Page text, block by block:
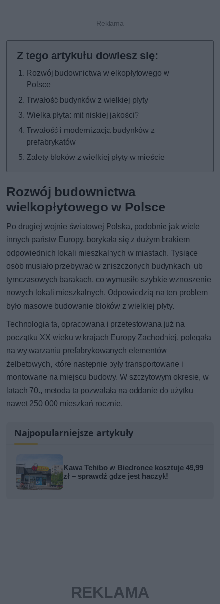
Rozwój budownictwa wielkopłytowego w
Polsce
Trwałość budynków z wielkiej płyty
Wielka płyta: mit niskiej jakości?
Trwałość i modernizacja budynków z
prefabrykatów
Zalety bloków z wielkiej płyty w mieście
Rozwój budownictwa
wielkopłytowego w Polsce
Po drugiej wojnie światowej Polska, podobnie jak wiele
innych państw Europy, borykała się z dużym brakiem
odpowiednich lokali mieszkalnych w miastach. Tysiące
osób musiało przebywać w zniszczonych budynkach lub
tymczasowych barakach, co wymusiło szybkie wznoszenie
nowych lokali mieszkalnych. Odpowiedzią na ten problem
było masowe budowanie bloków z wielkiej płyty.
Technologia ta, opracowana i przetestowana już na
początku XX wieku w krajach Europy Zachodniej, polegała
na wytwarzaniu prefabrykowanych elementów
żelbetowych, które następnie były transportowane i
montowane na miejscu budowy. W szczytowym okresie, w
latach 70., metoda ta pozwalała na oddanie do użytku
nawet 250 000 mieszkań rocznie.
Najpopularniejsze artykuły
Kawa Tchibo w Biedronce kosztuje 49,99
zł – sprawdź gdze jest haczyk!